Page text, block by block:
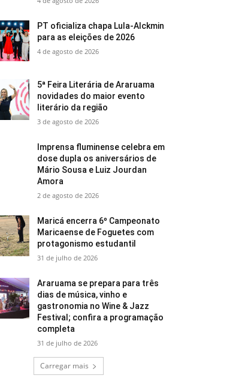
PT oficializa chapa Lula-Alckmin
para as eleições de 2026
4 de agosto de 2026
5ª Feira Literária de Araruama
novidades do maior evento
literário da região
3 de agosto de 2026
Imprensa fluminense celebra em
dose dupla os aniversários de
Mário Sousa e Luiz Jourdan
Amora
2 de agosto de 2026
Maricá encerra 6º Campeonato
Maricaense de Foguetes com
protagonismo estudantil
31 de julho de 2026
Araruama se prepara para três
dias de música, vinho e
gastronomia no Wine & Jazz
Festival; confira a programação
completa
31 de julho de 2026
Carregar mais